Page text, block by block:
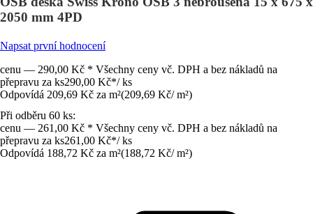
2050 mm 4PD
Napsat první hodnocení
cenu — 290,00 Kč * Všechny ceny vč. DPH a bez nákladů na
přepravu za ks290,00 Kč*/ ks
Odpovídá 209,69 Kč za m²(209,69 Kč/ m²)
Při odběru 60 ks:
cenu — 261,00 Kč * Všechny ceny vč. DPH a bez nákladů na
přepravu za ks261,00 Kč*/ ks
Odpovídá 188,72 Kč za m²(188,72 Kč/ m²)